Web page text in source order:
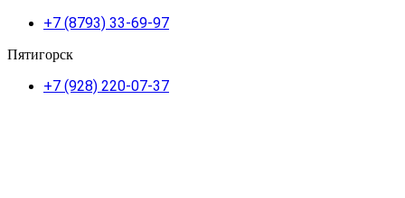
+7 (8793) 33-69-97
Пятигорск
+7 (928) 220-07-37